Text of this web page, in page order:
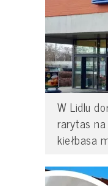
W Lidlu
rarytas
kiełbasa